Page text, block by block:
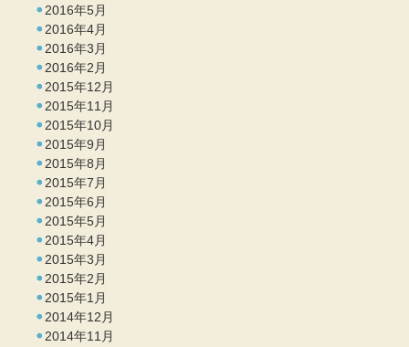
2016年5月
2016年4月
2016年3月
2016年2月
2015年12月
2015年11月
2015年10月
2015年9月
2015年8月
2015年7月
2015年6月
2015年5月
2015年4月
2015年3月
2015年2月
2015年1月
2014年12月
2014年11月